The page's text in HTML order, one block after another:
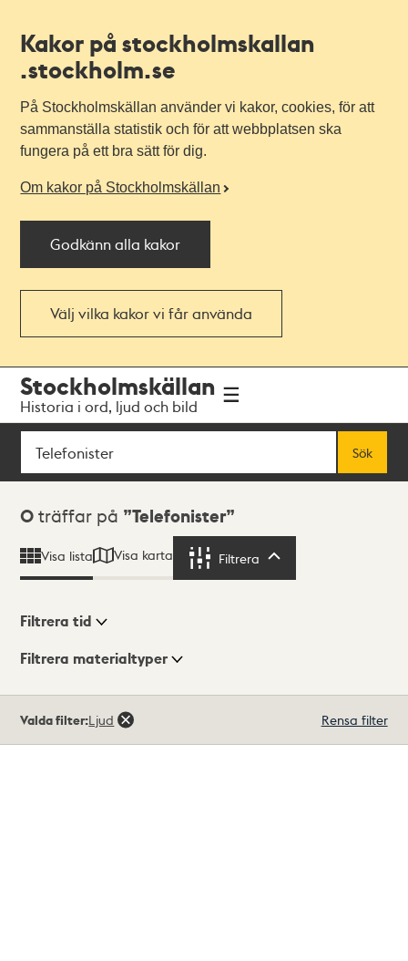
Kakor på stockholmskallan
.stockholm.se
På Stockholmskällan använder vi kakor, cookies, för att
sammanställa statistik och för att webbplatsen ska
fungera på ett bra sätt för dig.
Om kakor på Stockholmskällan
Godkänn alla kakor
Välj vilka kakor vi får använda
navigationen
huvudinnehållet
Stockholmskällan
Historia i ord, ljud och bild
Sök
Sök
Sökresultat
0 träffar på Telefonister
Visa lista Visa karta Filtrera
Visningsläge
Filtrera tid
Filtrera materialtyper
träffar
Valda filter:Ljud Rensa filter